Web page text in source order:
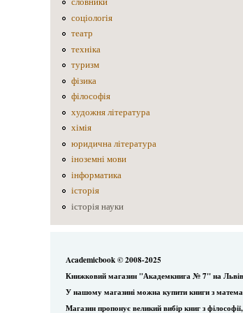
соціологія
театр
техніка
туризм
фізика
філософія
художня література
хімія
юридична література
іноземні мови
інформатика
історія
історія науки
Academicbook © 2008-2025
Книжковий магазин "Академкнига № 7" на
У нашому магазині можна купити книги з
Магазин пропонує великий вибір книг з